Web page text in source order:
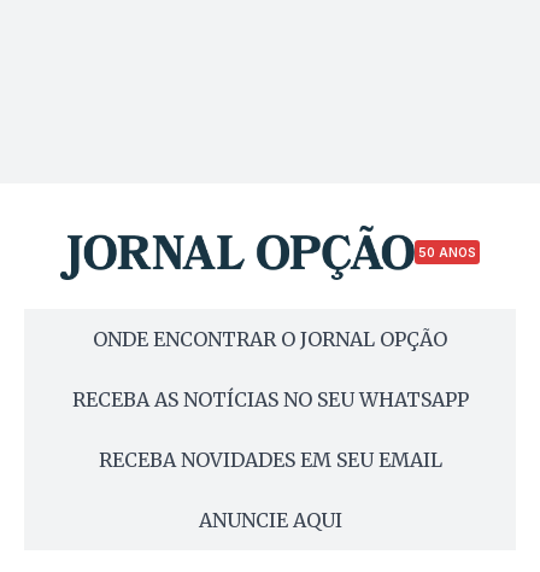
50 ANOS
ONDE ENCONTRAR O JORNAL OPÇÃO
RECEBA AS NOTÍCIAS NO SEU WHATSAPP
RECEBA NOVIDADES EM SEU EMAIL
ANUNCIE AQUI